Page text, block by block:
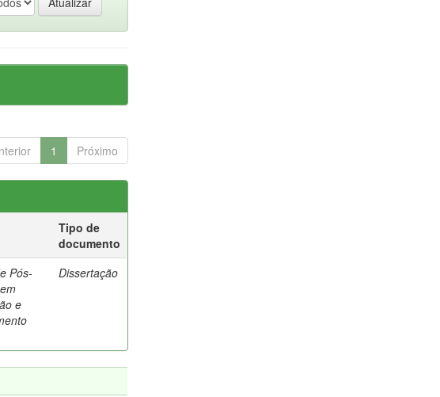
1 Próximo
Tipo de
documento
Pós-
e
Dissertação